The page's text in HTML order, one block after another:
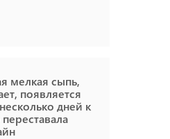
мелкая сыпь,
появляется
дней к